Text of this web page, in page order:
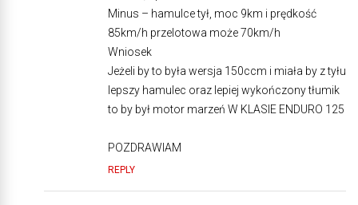
Minus – hamulce tył, moc 9km i prędkość
85km/h przelotowa może 70km/h
Wniosek
Jeżeli by to była wersja 150ccm i miała by z tyłu
lepszy hamulec oraz lepiej wykończony tłumik
to by był motor marzeń W KLASIE ENDURO 125
POZDRAWIAM
REPLY